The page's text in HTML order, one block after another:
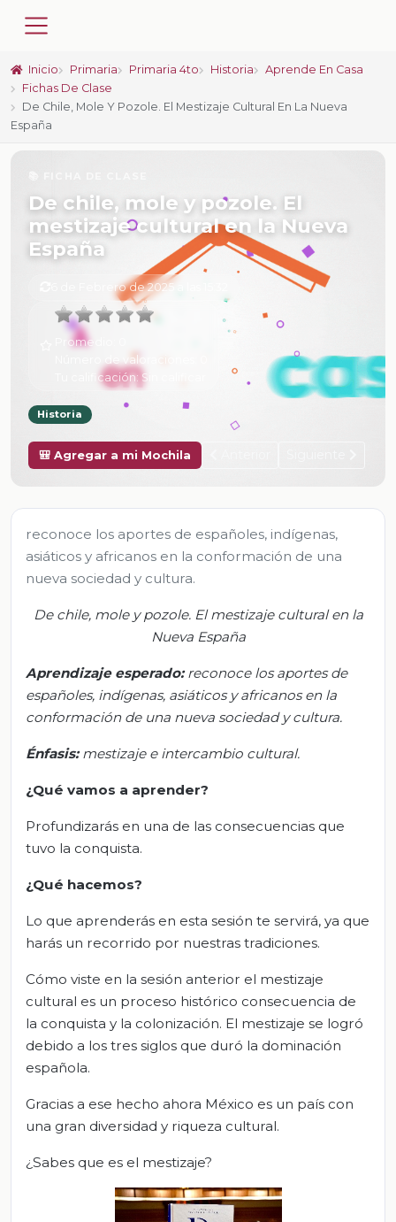
Inicio Primaria Primaria 4to Historia
Aprende En Casa
Fichas De Clase
De Chile, Mole Y Pozole. El Mestizaje Cultural En La Nueva
España
De chile, mole y pozole. El
mestizaje cultural en la Nueva
España
6 de Febrero de 2025 a las 15:32
Promedio:
Número de valoraciones:
Tu calificación: Sin calificar
Historia
🎒 Agregar a mi Mochila
reconoce los aportes de españoles, indígenas,
asiáticos y africanos en la conformación de una
nueva sociedad y cultura.
De chile, mole y pozole. El mestizaje cultural en la
Nueva España
Aprendizaje esperado: reconoce los aportes de
españoles, indígenas, asiáticos y africanos en la
conformación de una nueva sociedad y cultura.
Énfasis: mestizaje e intercambio cultural.
¿Qué vamos a aprender?
Profundizarás en una de las consecuencias que
tuvo la conquista.
¿Qué hacemos?
Lo que aprenderás en esta sesión te servirá, ya que
harás un recorrido por nuestras tradiciones.
Cómo viste en la sesión anterior el mestizaje
cultural es un proceso histórico consecuencia de
la conquista y la colonización. El mestizaje se logró
debido a los tres siglos que duró la dominación
española.
Gracias a ese hecho ahora México es un país con
una gran diversidad y riqueza cultural.
¿Sabes que es el mestizaje?